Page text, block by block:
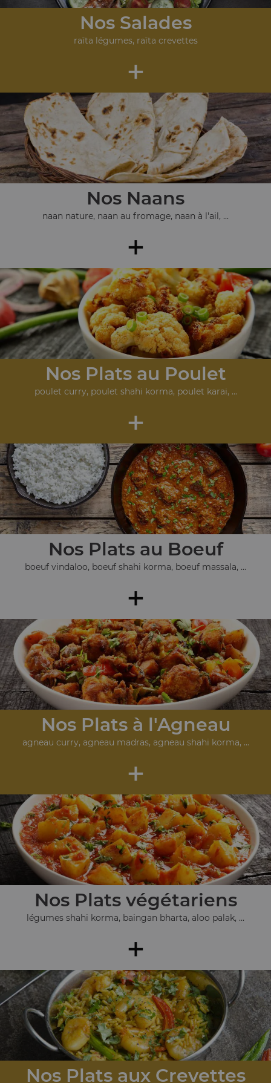
Nos Salades
raïta légumes, raïta crevettes
+
Nos Naans
naan nature, naan au fromage, naan à l'ail, ...
+
Nos Plats au Poulet
poulet curry, poulet shahi korma, poulet karai, ...
+
Nos Plats au Boeuf
boeuf vindaloo, boeuf shahi korma, boeuf massala, ...
+
Nos Plats à l'Agneau
agneau curry, agneau madras, agneau shahi korma, ...
+
Nos Plats végétariens
légumes shahi korma, baingan bharta, aloo palak, ...
+
Nos Plats aux Crevettes